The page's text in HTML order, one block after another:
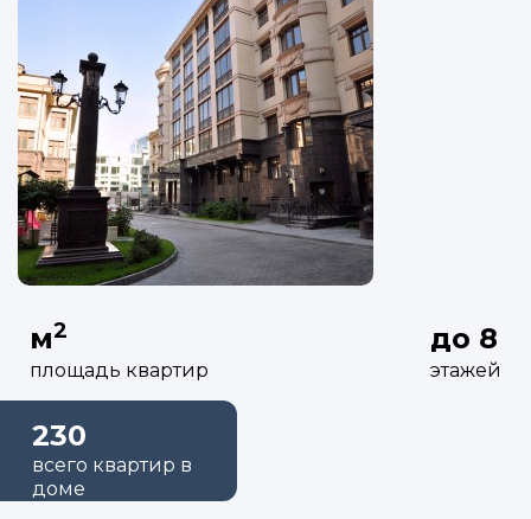
м2
площадь квартир
до 8
этажей
230
всего квартир в
доме